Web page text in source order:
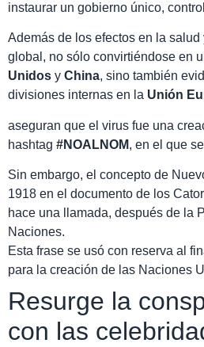
instaurar un gobierno único,
Además de los efectos en la
global, no sólo convirtiéndose en
Unidos y China, sino también
divisiones internas en la Unión
aseguran que el virus fue una
hashtag #NOALNOM, en el que
Sin embargo, el concepto de
1918 en el documento de los
hace una llamada, después de la
Naciones.
Esta frase se usó con reserva al
para la creación de las Naciones
Resurge la
con las